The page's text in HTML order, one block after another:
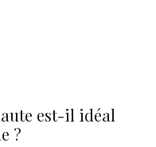
est-il idéal
?